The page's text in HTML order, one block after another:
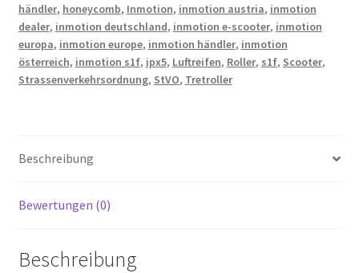
händler, honeycomb, Inmotion, inmotion austria, inmotion
dealer, inmotion deutschland, inmotion e-scooter, inmotion
europa, inmotion europe, inmotion händler, inmotion
österreich, inmotion s1f, ipx5, Luftreifen, Roller, s1f, Scooter,
Strassenverkehrsordnung, StVO, Tretroller
Beschreibung
Bewertungen (0)
Beschreibung